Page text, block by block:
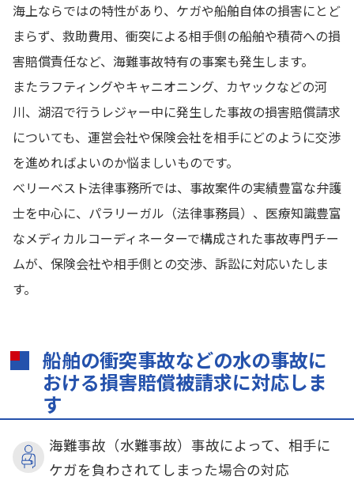
海上ならではの特性があり、ケガや船舶自体の損害にとど
まらず、救助費用、衝突による相手側の船舶や積荷への損
害賠償責任など、海難事故特有の事案も発生します。
またラフティングやキャニオニング、カヤックなどの河
川、湖沼で行うレジャー中に発生した事故の損害賠償請求
についても、運営会社や保険会社を相手にどのように交渉
を進めればよいのか悩ましいものです。
べリーベスト法律事務所では、事故案件の実績豊富な弁護
士を中心に、パラリーガル（法律事務員）、医療知識豊富
なメディカルコーディネーターで構成された事故専門チー
ムが、保険会社や相手側との交渉、訴訟に対応いたしま
す。
船舶の衝突事故などの水の事故に
おける損害賠償被請求に対応しま
す
海難事故（水難事故）事故によって、相手に
ケガを負わされてしまった場合の対応